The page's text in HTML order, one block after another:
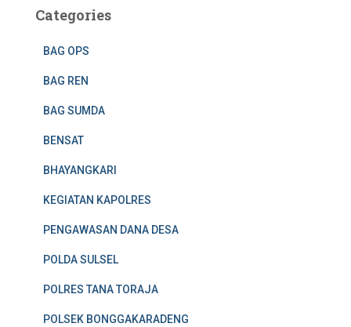
Categories
BAG OPS
BAG REN
BAG SUMDA
BENSAT
BHAYANGKARI
KEGIATAN KAPOLRES
PENGAWASAN DANA DESA
POLDA SULSEL
POLRES TANA TORAJA
POLSEK BONGGAKARADENG